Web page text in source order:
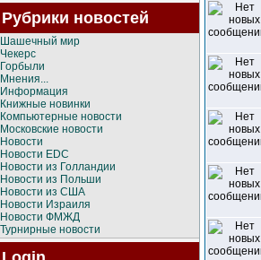
Рубрики новостей
Шашечный мир
Чекерс
Горбыли
Мнения...
Информация
Книжные новинки
Компьютерные новости
Московские новости
Новости
Новости EDC
Новости из Голландии
Новости из Польши
Новости из США
Новости Израиля
Новости ФМЖД
Турнирные новости